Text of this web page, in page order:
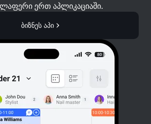
ერთ აპლიკაციაში.
ბიზნეს აპი